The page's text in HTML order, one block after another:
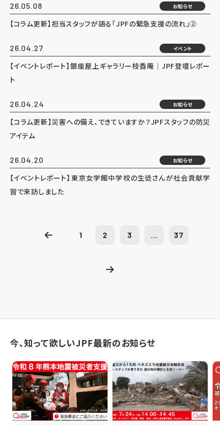
26.05.08 お知らせ
【コラム更新】担当スタッフが語る「JPFの緊急支援の流れ」②
26.04.27 イベント
【イベントレポート】銀座屋上ギャラリー枝香庵｜JPF登壇レポー
ト
26.04.24 お知らせ
【コラム更新】災害への備え、できていますか？JPFスタッフの防災
アイテム
26.04.20 お知らせ
【イベントレポート】東京女学館中学校の生徒さんが社会貢献学
習で来訪しました
1 2 3 ... 37
今、知って欲しいJPF最新のお知らせ